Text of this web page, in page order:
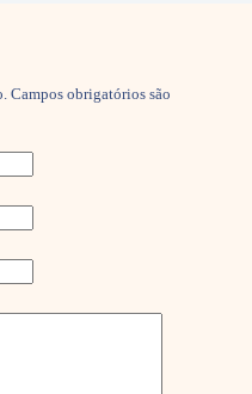
Campos obrigatórios são